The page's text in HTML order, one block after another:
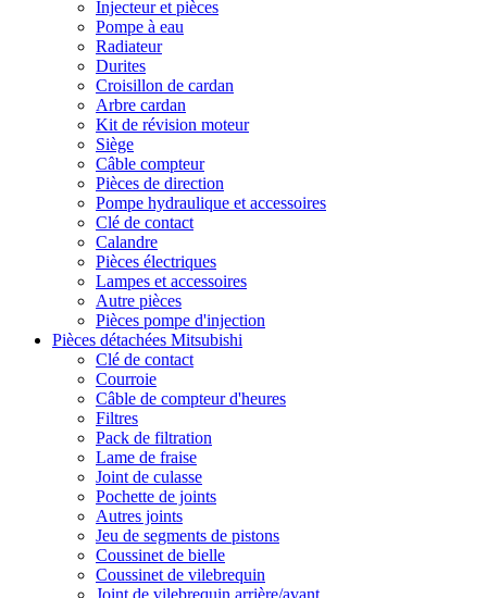
Injecteur et pièces
Pompe à eau
Radiateur
Durites
Croisillon de cardan
Arbre cardan
Kit de révision moteur
Siège
Câble compteur
Pièces de direction
Pompe hydraulique et accessoires
Clé de contact
Calandre
Pièces électriques
Lampes et accessoires
Autre pièces
Pièces pompe d'injection
Pièces détachées Mitsubishi
Clé de contact
Courroie
Câble de compteur d'heures
Filtres
Pack de filtration
Lame de fraise
Joint de culasse
Pochette de joints
Autres joints
Jeu de segments de pistons
Coussinet de bielle
Coussinet de vilebrequin
Joint de vilebrequin arrière/avant